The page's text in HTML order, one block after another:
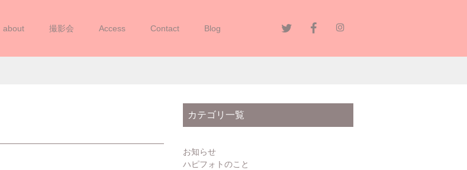
about 撮影会 Access Contact Blog
カテゴリ一覧
お知らせ
ハピフォトのこと